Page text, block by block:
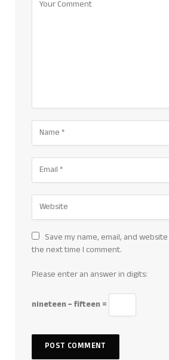
Save my name, email, and
the next time I comment.
Please enter an answer in digits:
nineteen − fifteen =